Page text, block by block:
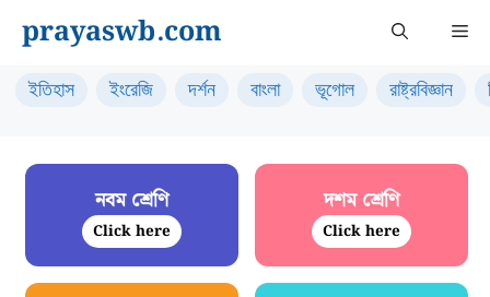
content
prayaswb.com
ইতিহাস ইংরেজি দর্শন বাংলা ভূগোল রাষ্ট্রবিজ্ঞান
নবম শ্রেণি
Click here
দশম শ্রেণি
Click here